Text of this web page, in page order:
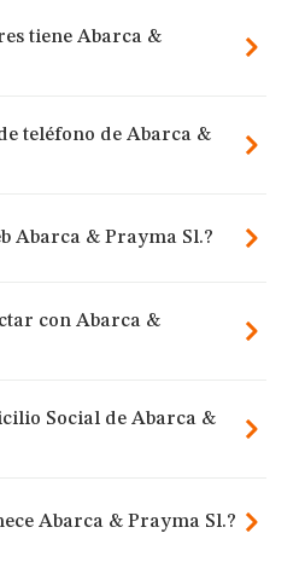
tiene Abarca &
teléfono de Abarca &
Abarca & Prayma Sl.?
con Abarca &
Social de Abarca &
Abarca & Prayma Sl.?